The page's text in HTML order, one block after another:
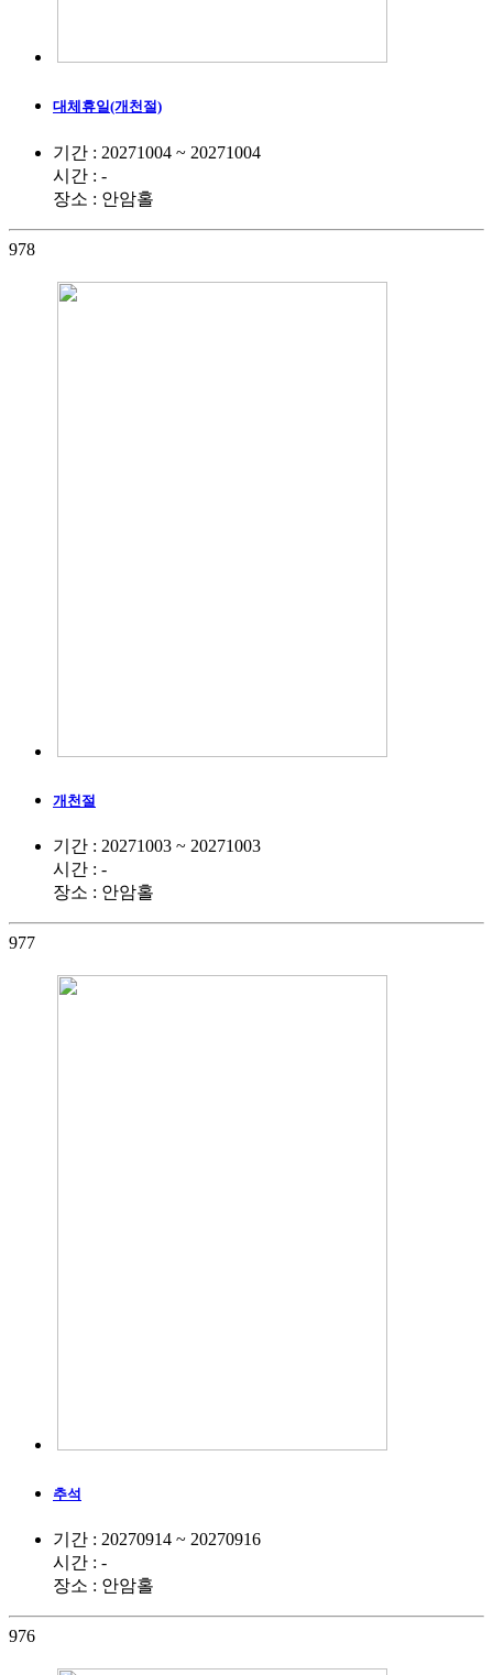
대체휴일(개천절)
기간 : 20271004 ~ 20271004
시간 : -
장소 : 안암홀
978
개천절
기간 : 20271003 ~ 20271003
시간 : -
장소 : 안암홀
977
추석
기간 : 20270914 ~ 20270916
시간 : -
장소 : 안암홀
976